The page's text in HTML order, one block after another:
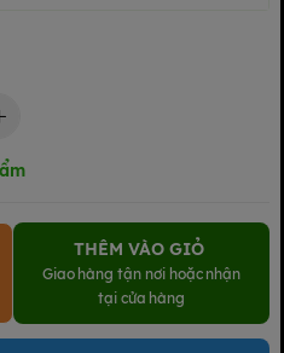
THÊM VÀO GIỎ
Giao hàng tận nơi hoặc nhận
tại cửa hàng